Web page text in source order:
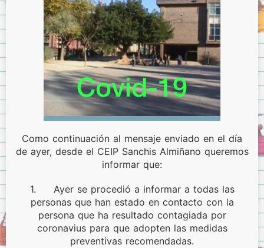
Menjador
Normes del menjador.
Menús del menjador.
Model de tíquet de menjador.
ITACA per les famílies
ITACA pels docents
Sobre la Protecció de Dades.
Como continuación al mensaje enviado en el día
de ayer, desde el CEIPSanchis Almiñano queremos
informar que:
1. Ayer se procedió a informar a todas las
personas que han estado encontacto con la
persona que ha resultado contagiada por
coronavius para queadopten las medidas
preventivas recomendadas.